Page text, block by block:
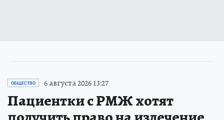
ОБЩЕСТВО 6 августа 2026 13:27
Пациентки с РМЖ хотят